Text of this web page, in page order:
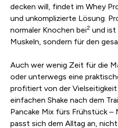
decken will, findet im Whey
und unkomplizierte Lösung.
normaler Knochen bei2und ist
Muskeln, sondern für den
Auch wer wenig Zeit für die
oder unterwegs eine
profitiert von der
einfachen Shake nach dem
Pancake Mix fürs Frühstück
passt sich dem Alltag an, nicht